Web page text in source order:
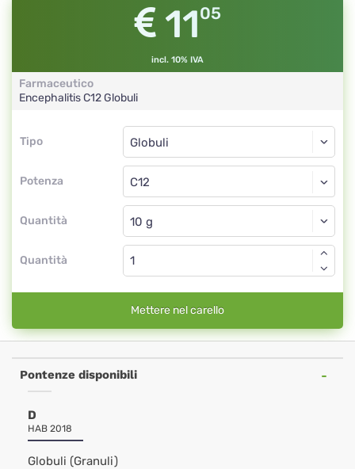
1105
incl. 10% IVA
Farmaceutico
EncephalitisC12Globuli
Tipo
Tipo
Potenza
Globuli
C12
Quantità
Globuli
Quantità
Mettere nel carello
Pontenze disponibili
D
HAB 2018
Globuli (Granuli)